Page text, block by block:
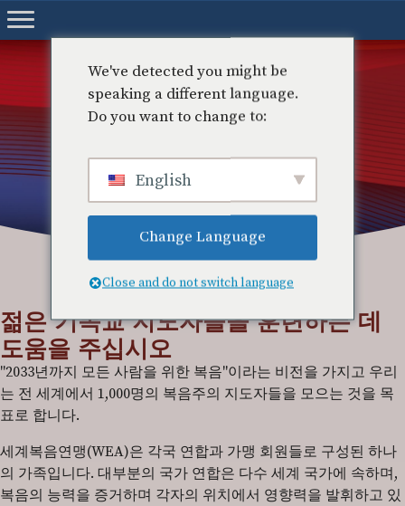
콘
텐
츠
기
장학금 – 기부
젊은 기독교 지도자들을 훈련하는 데
도움을 주십시오
"2033년까지 모든 사람을 위한 복음"이라는 비전을 가지고 우리
는 전 세계에서 1,000명의 복음주의 지도자들을 모으는 것을 목
표로 합니다.
세계복음연맹(WEA)은 각국 연합과 가맹 회원들로 구성된 하나
의 가족입니다. 대부분의 국가 연합은 다수 세계 국가에 속하며,
복음의 능력을 증거하며 각자의 위치에서 영향력을 발휘하고 있
We've detected you might be
speaking a different language.
Do you want to change to:
English
Change Language
Close and do not switch language